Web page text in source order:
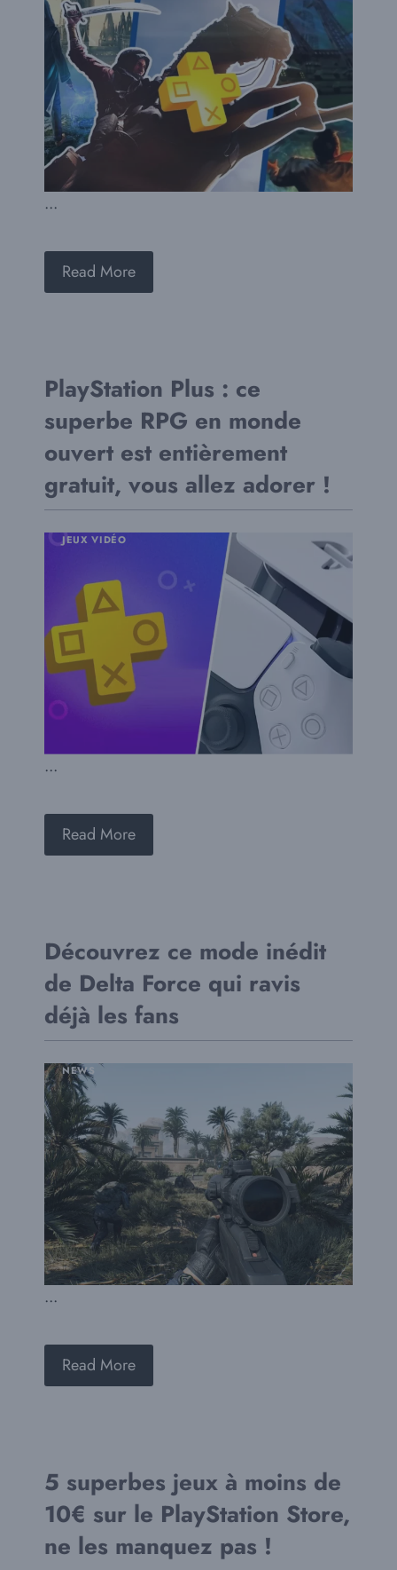
...
Read More
PlayStation Plus : ce
superbe RPG en monde
ouvert est entièrement
gratuit, vous allez adorer !
JEUX VIDÉO
...
Read More
Découvrez ce mode inédit
de Delta Force qui ravis
déjà les fans
NEWS
...
Read More
5 superbes jeux à moins de
10€ sur le PlayStation Store,
ne les manquez pas !